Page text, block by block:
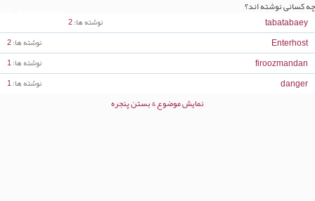
چه کسانی نوشته اند؟
نوشته ها 2 tabatabaey
نوشته ها 2 Enterhost
نوشته ها 1 firoozmandan
نوشته ها 1
danger
نمایش موضوع & بستن پنجره